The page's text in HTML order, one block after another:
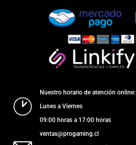
Nuestro horario de atención online:
Lunes a Viernes
09:00 horas a 17:00 horas
ventas@progaming.cl